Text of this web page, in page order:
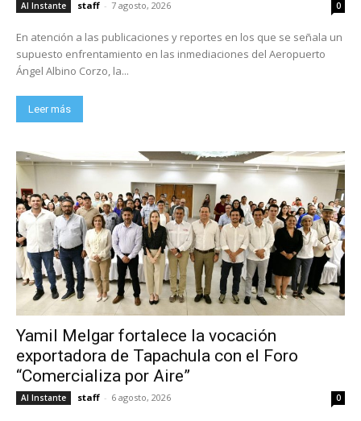
Al Instante staff - 7 agosto, 2026 0
En atención a las publicaciones y reportes en los que se señala un
supuesto enfrentamiento en las inmediaciones del Aeropuerto
Ángel Albino Corzo, la...
Leer más
Yamil Melgar fortalece la vocación
exportadora de Tapachula con el Foro
“Comercializa por Aire”
Al Instante staff - 6 agosto, 2026 0